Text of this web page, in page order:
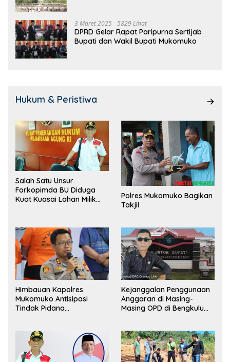
3 Maret 2025 5829 Lihat
DPRD Gelar Rapat Paripurna Sertijab
Bupati dan Wakil Bupati Mukomuko
Hukum & Peristiwa
Salah Satu Unsur
Forkopimda BU Diduga
Kuat Kuasai Lahan Milik
Polres Mukomuko Bagikan
Takjil
Himbauan Kapolres
Mukomuko Antisipasi
Tindak Pidana
Kejanggalan Penggunaan
Anggaran di Masing-
Masing OPD di Bengkulu